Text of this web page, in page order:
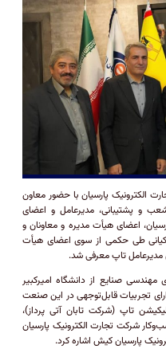
الکترونیک پارسیان با حضور معاون
و پشتیبانی، مدیرعامل و اعضای
اعضای هیأت مدیره و معاونان و
طی حکمی از سوی اعضای هیأت
مدیرعامل تاپ معرفی شد.
مهندسی صنایع از دانشگاه امیرکبیر
دارای تجربیات قابل‌توجهی در این صنعت
تاپ (شرکت تابان آتی پرداز)،
شرکت تجارت الکترونیک پارسیان
پارسیان کیش اشاره کرد.